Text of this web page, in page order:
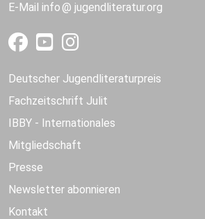
E-Mail info jugendliteratur.org
Deutscher Jugendliteraturpreis
Fachzeitschrift Julit
IBBY - Internationales
Mitgliedschaft
Presse
Newsletter abonnieren
Kontakt